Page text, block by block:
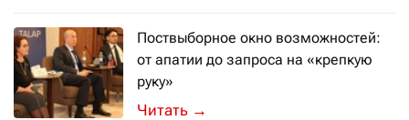
Поствыборное окно возможностей:
от апатии до запроса на «крепкую
руку»
Центр прикладных исследований
→